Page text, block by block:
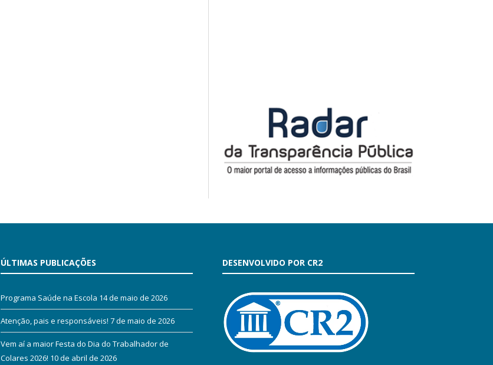
ÚLTIMAS PUBLICAÇÕES
Programa Saúde na Escola 14 de maio de 2026
Atenção, pais e responsáveis! 7 de maio de 2026
Vem aí a maior Festa do Dia do Trabalhador de
Colares 2026! 10 de abril de 2026
DESENVOLVIDO POR CR2